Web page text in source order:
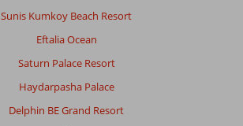
Sunis Kumkoy Beach Resort
Eftalia Ocean
Saturn Palace Resort
Haydarpasha Palace
Delphin BE Grand Resort